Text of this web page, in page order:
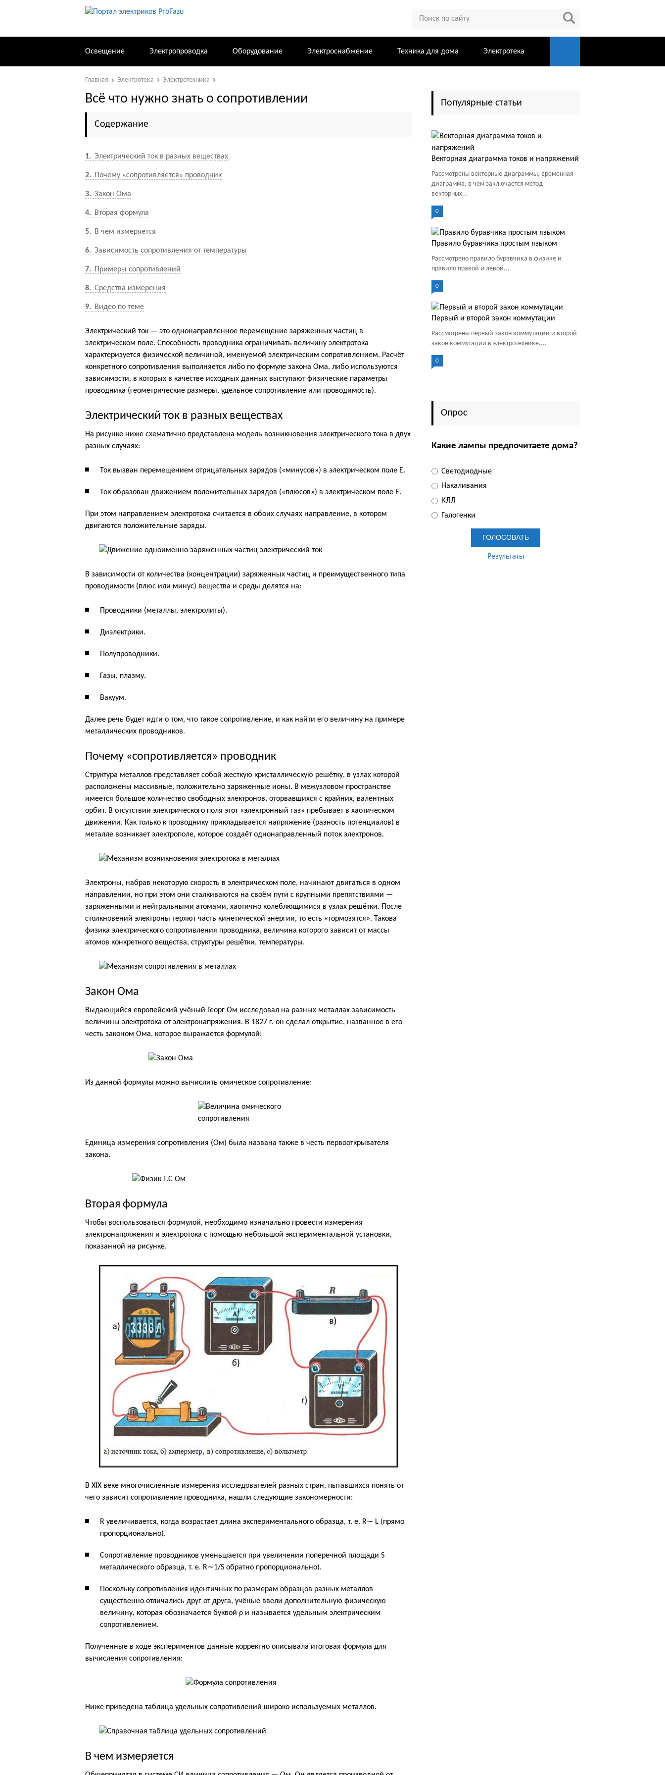
Освещение Электропроводка Оборудование Электроснабжение Техника для дома Электротека
Главная Электротека Электротехника
Всё что нужно знать о сопротивлении
Содержание
1 Электрический ток в разных веществах
2 Почему «сопротивляется» проводник
3 Закон Ома
4 Вторая формула
5 В чем измеряется
6 Зависимость сопротивления от температуры
7 Примеры сопротивлений
8 Средства измерения
9 Видео по теме
Электрический ток — это однонаправленное перемещение заряженных частиц в
электрическом поле. Способность проводника ограничивать величину электротока
характеризуется физической величиной, именуемой электрическим сопротивлением. Расчёт
конкретного сопротивления выполняется либо по формуле закона Ома, либо используются
зависимости, в которых в качестве исходных данных выступают физические параметры
проводника (геометрические размеры, удельное сопротивление или проводимость).
Электрический ток в разных веществах
На рисунке ниже схематично представлена модель возникновения электрического тока в двух
разных случаях:
Ток вызван перемещением отрицательных зарядов («минусов») в электрическом поле Е.
Ток образован движением положительных зарядов («плюсов») в электрическом поле Е.
При этом направлением электротока считается в обоих случаях направление, в котором
двигаются положительные заряды.
В зависимости от количества (концентрации) заряженных частиц и преимущественного типа
проводимости (плюс или минус) вещества и среды делятся на:
Проводники (металлы, электролиты).
Диэлектрики.
Полупроводники.
Газы, плазму.
Вакуум.
Далее речь будет идти о том, что такое сопротивление, и как найти его величину на примере
металлических проводников.
Почему «сопротивляется» проводник
Структура металлов представляет собой жесткую кристаллическую решётку, в узлах которой
расположены массивные, положительно заряженные ионы. В межузловом пространстве
имеется большое количество свободных электронов, оторвавшихся с крайних, валентных
орбит. В отсутствии электрического поля этот «электронный газ» пребывает в хаотическом
движении. Как только к проводнику прикладывается напряжение (разность потенциалов) в
металле возникает электрополе, которое создаёт однонаправленный поток электронов.
Электроны, набрав некоторую скорость в электрическом поле, начинают двигаться в одном
направлении, но при этом они сталкиваются на своём пути с крупными препятствиями —
заряженными и нейтральными атомами, хаотично колеблющимися в узлах решётки. После
столкновений электроны теряют часть кинетической энергии, то есть «тормозятся». Такова
физика электрического сопротивления проводника, величина которого зависит от массы
атомов конкретного вещества, структуры решётки, температуры.
Закон Ома
Выдающийся европейский учёный Георг Ом исследовал на разных металлах зависимость
величины электротока от электронапряжения. В 1827 г. он сделал открытие, названное в его
честь законом Ома, которое выражается формулой:
Из данной формулы можно вычислить омическое сопротивление:
Единица измерения сопротивления (Ом) была названа также в честь первооткрывателя
закона.
Вторая формула
Чтобы воспользоваться формулой, необходимо изначально провести измерения
электронапряжения и электротока с помощью небольшой экспериментальной установки,
показанной на рисунке.
В ХIХ веке многочисленные измерения исследователей разных стран, пытавшихся понять от
чего зависит сопротивление проводника, нашли следующие закономерности:
R увеличивается, когда возрастает длина экспериментального образца, т. е. R∼ L (прямо
пропорционально).
Сопротивление проводников уменьшается при увеличении поперечной площади S
металлического образца, т. е. R∼1/S обратно пропорционально).
Поскольку сопротивления идентичных по размерам образцов разных металлов
существенно отличались друг от друга, учёные ввели дополнительную физическую
величину, которая обозначается буквой ρ и называется удельным электрическим
сопротивлением.
Полученные в ходе экспериментов данные корректно описывала итоговая формула для
вычисления сопротивления:
Ниже приведена таблица удельных сопротивлений широко используемых металлов.
В чем измеряется
Популярные статьи
Векторная диаграмма токов и напряжений
Рассмотрены векторные диаграммы, временная
диаграмма, в чем заключается метод
векторных...
0
Правило буравчика простым языком
Рассмотрено правило буравчика в физике и
правило правой и левой...
0
Первый и второй закон коммутации
Рассмотрены первый закон коммутации и второй
закон коммутации в электротехнике,...
0
Опрос
Какие лампы предпочитаете дома?
Светодиодные
Накаливания
КЛЛ
Галогенки
Результаты